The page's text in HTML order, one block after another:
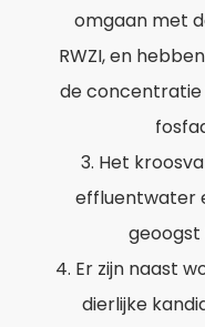
omgaan met
RWZI, en
de
Het
effluentwater
geoogst
Er zijn naast
dierlijke